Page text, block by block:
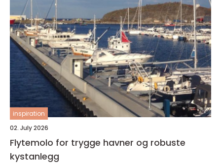
inspiration
02. July 2026
Flytemolo for trygge havner og robuste
kystanlegg